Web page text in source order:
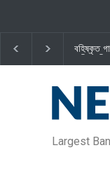
বহিষ্কৃত গাজী
বা‌তি‌লে স্পিকার-
Largest